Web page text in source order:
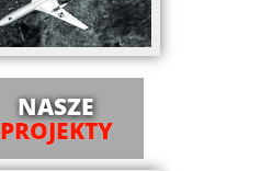
NASZE
PROJEKTY